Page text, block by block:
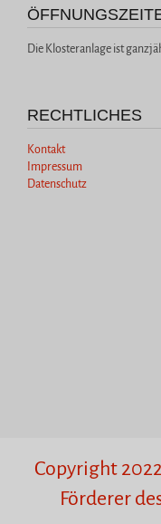
Die Klosteranlage ist
RECHTLICHES
Kontakt
Impressum
Datenschutz
Copyright
Förderer